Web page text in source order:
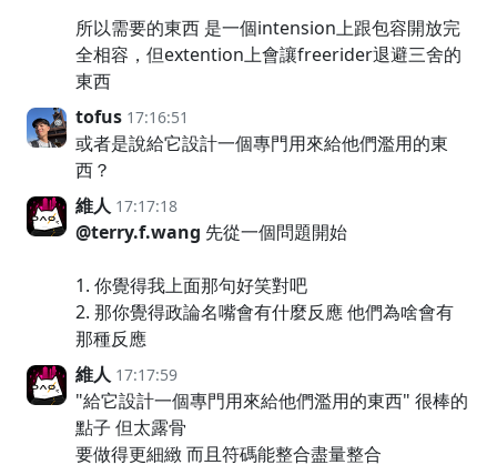
所以需要的東西 是一個intension上跟包容開放完
全相容，但extention上會讓freerider退避三舍的
東西
tofus 17:16:51
或者是說給它設計一個專門用來給他們濫用的東
西？
維人 17:17:18
@terry.f.wang 先從一個問題開始
1. 你覺得我上面那句好笑對吧
2. 那你覺得政論名嘴會有什麼反應 他們為啥會有
那種反應
維人 17:17:59
"給它設計一個專門用來給他們濫用的東西" 很棒的
點子 但太露骨
要做得更細緻 而且符碼能整合盡量整合